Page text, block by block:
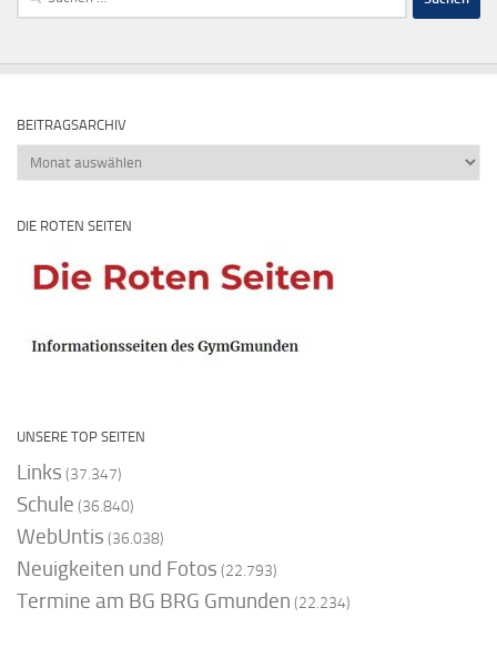
BEITRAGSARCHIV
Beitragsarchiv
DIE ROTEN SEITEN
UNSERE TOP SEITEN
Links (37.347)
Schule (36.840)
WebUntis (36.038)
Neuigkeiten und Fotos (22.793)
Termine am BG BRG Gmunden (22.234)